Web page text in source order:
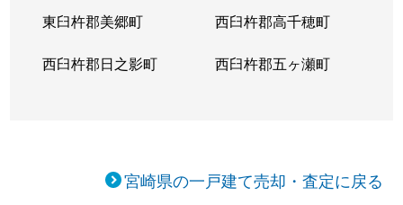
東臼杵郡美郷町 西臼杵郡高千穂町
西臼杵郡日之影町 西臼杵郡五ヶ瀬町
宮崎県の一戸建て売却・査定に戻る